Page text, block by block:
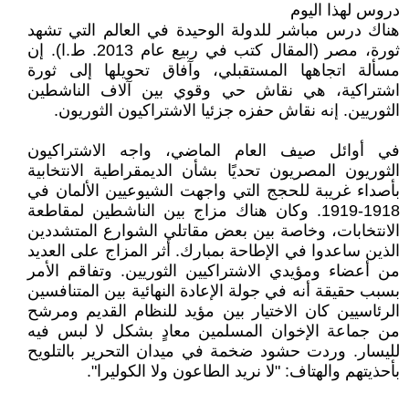
دروس لهذا اليوم
هناك درس مباشر للدولة الوحيدة في العالم التي تشهد
ثورة، مصر (المقال كتب في ربيع عام 2013. ط.ا). إن
مسألة اتجاهها المستقبلي، وآفاق تحويلها إلى ثورة
اشتراكية، هي نقاش حي وقوي بين آلاف الناشطين
الثوريين. إنه نقاش حفزه جزئيا الاشتراكيون الثوريون.
في أوائل صيف العام الماضي، واجه الاشتراكيون
الثوريون المصريون تحديًا بشأن الديمقراطية الانتخابية
بأصداء غريبة للحجج التي واجهت الشيوعيين الألمان في
1918-1919. وكان هناك مزاج بين الناشطين لمقاطعة
الانتخابات، وخاصة بين بعض مقاتلي الشوارع المتشددين
الذين ساعدوا في الإطاحة بمبارك. أثر المزاج على العديد
من أعضاء ومؤيدي الاشتراكيين الثوريين. وتفاقم الأمر
بسبب حقيقة أنه في جولة الإعادة النهائية بين المتنافسين
الرئاسيين كان الاختيار بين مؤيد للنظام القديم ومرشح
من جماعة الإخوان المسلمين معادٍ بشكل لا لبس فيه
لليسار. وردت حشود ضخمة في ميدان التحرير بالتلويح
بأحذيتهم والهتاف: "لا نريد الطاعون ولا الكوليرا".